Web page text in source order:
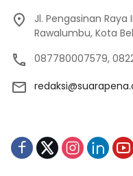
Jl. Pengasinan Raya
Rawalumbu, Kota
087780007579,